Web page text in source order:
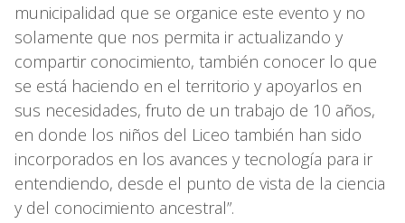
municipalidad que se organice este evento y no
solamente que nos permita ir actualizando y
compartir conocimiento, también conocer lo que
se está haciendo en el territorio y apoyarlos en
sus necesidades, fruto de un trabajo de 10 años,
en donde los niños del Liceo también han sido
incorporados en los avances y tecnología para ir
entendiendo, desde el punto de vista de la ciencia
y del conocimiento ancestral”.